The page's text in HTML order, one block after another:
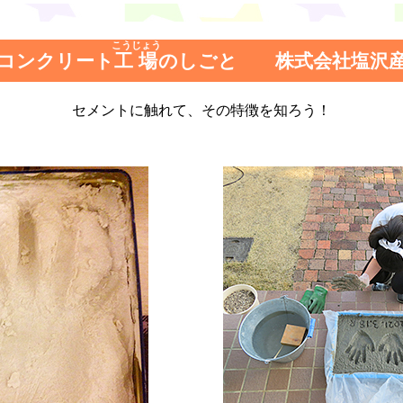
ンクリート 工場
こうじょう
のしごと 株式会社塩沢
セメントに触れて、その特徴を知ろう！